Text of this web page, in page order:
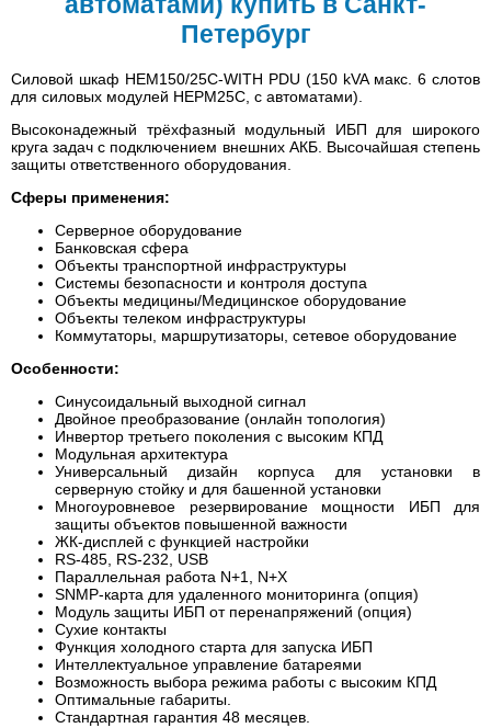
Петербург
Силовой шкаф HEM150/25C-WITH PDU (150 kVA макс. 6 слотов
для силовых модулей HEPM25C, с автоматами).
Высоконадежный трёхфазный модульный ИБП для широкого
круга задач с подключением внешних АКБ. Высочайшая степень
защиты ответственного оборудования.
Сферы применения:
Серверное оборудование
Банковская сфера
Объекты транспортной инфраструктуры
Системы безопасности и контроля доступа
Объекты медицины/Медицинское оборудование
Объекты телеком инфраструктуры
Коммутаторы, маршрутизаторы, сетевое оборудование
Особенности:
Синусоидальный выходной сигнал
Двойное преобразование (онлайн топология)
Инвертор третьего поколения с высоким КПД
Модульная архитектура
Универсальный дизайн корпуса для установки в
серверную стойку и для башенной установки
Многоуровневое резервирование мощности ИБП для
защиты объектов повышенной важности
ЖК-дисплей с функцией настройки
RS-485, RS-232, USB
Параллельная работа N+1, N+X
SNMP-карта для удаленного мониторинга (опция)
Модуль защиты ИБП от перенапряжений (опция)
Сухие контакты
Функция холодного старта для запуска ИБП
Интеллектуальное управление батареями
Возможность выбора режима работы с высоким КПД
Оптимальные габариты.
Стандартная гарантия 48 месяцев.